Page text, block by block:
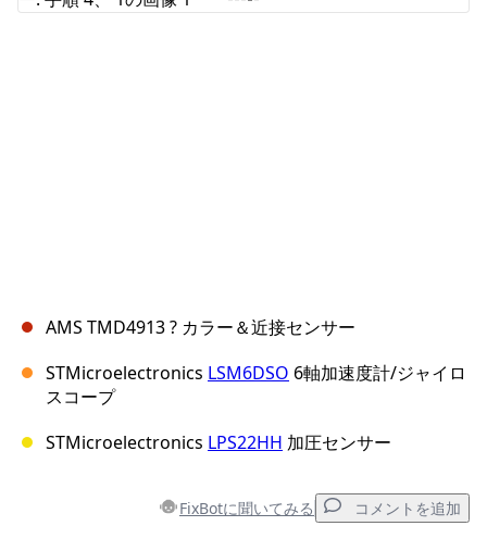
AMS TMD4913 ? カラー＆近接センサー
STMicroelectronics LSM6DSO 6軸加速度計/ジャイロ
スコープ
STMicroelectronics LPS22HH 加圧センサー
FixBotに聞いてみる コメントを追加